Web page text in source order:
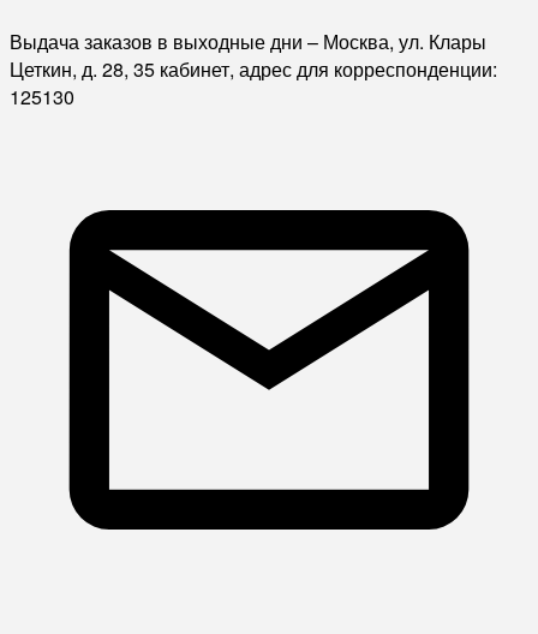
Выдача заказов в выходные дни – Москва, ул. Клары
Цеткин, д. 28, 35 кабинет, адрес для корреспонденции:
125130